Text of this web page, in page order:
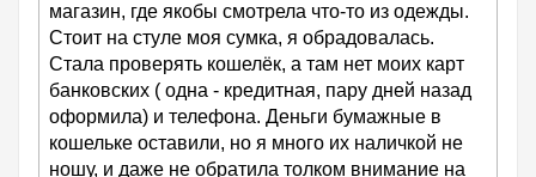
магазин, где якобы смотрела что-то из одежды.
Стоит на стуле моя сумка, я обрадовалась.
Стала проверять кошелёк, а там нет моих карт
банковских ( одна - кредитная, пару дней назад
оформила) и телефона. Деньги бумажные в
кошельке оставили, но я много их наличкой не
ношу, и даже не обратила толком внимание на